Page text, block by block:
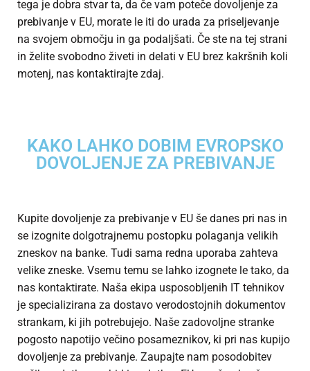
tega je dobra stvar ta, da če vam poteče dovoljenje za
prebivanje v EU, morate le iti do urada za priseljevanje
na svojem območju in ga podaljšati. Če ste na tej strani
in želite svobodno živeti in delati v EU brez kakršnih koli
motenj, nas kontaktirajte zdaj.
KAKO LAHKO DOBIM EVROPSKO
DOVOLJENJE ZA PREBIVANJE
Kupite dovoljenje za prebivanje v EU še danes pri nas in
se izognite dolgotrajnemu postopku polaganja velikih
zneskov na banke. Tudi sama redna uporaba zahteva
velike zneske. Vsemu temu se lahko izognete le tako, da
nas kontaktirate. Naša ekipa usposobljenih IT tehnikov
je specializirana za dostavo verodostojnih dokumentov
strankam, ki jih potrebujejo. Naše zadovoljne stranke
pogosto napotijo večino posameznikov, ki pri nas kupijo
dovoljenje za prebivanje. Zaupajte nam posodobitev